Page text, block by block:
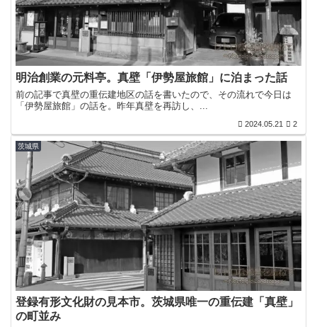
明治創業の元料亭。真壁「伊勢屋旅館」に泊まった話
前の記事で真壁の重伝建地区の話を書いたので、その流れで今日は
「伊勢屋旅館」の話を。昨年真壁を再訪し、...
2024.05.21 2
茨城県
登録有形文化財の見本市。茨城県唯一の重伝建「真壁」
の町並み